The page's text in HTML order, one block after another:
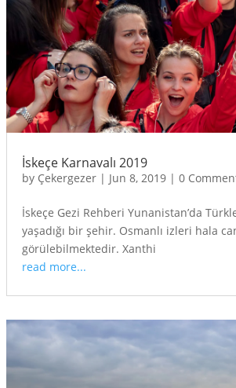
İskeçe Karnavalı 2019
by Çekergezer| Jun 8, 2019| 0
İskeçe Gezi Rehberi Yunanistan’da
yaşadığı bir şehir. Osmanlı izleri hala
görülebilmektedir. Xanthi
read more...